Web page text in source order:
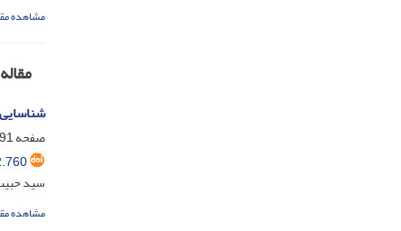
مشاهده
صفحه
سید
مشاهده